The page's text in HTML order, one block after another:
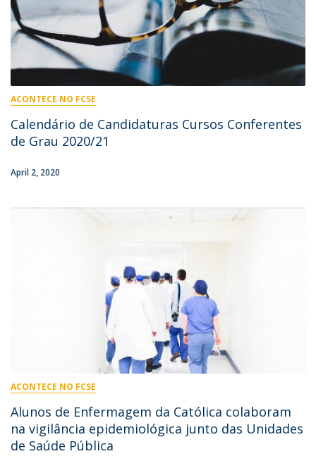
ACONTECE NO FCSE
Calendário de Candidaturas Cursos Conferentes
de Grau 2020/21
April 2, 2020
ACONTECE NO FCSE
Alunos de Enfermagem da Católica colaboram
na vigilância epidemiológica junto das Unidades
de Saúde Pública